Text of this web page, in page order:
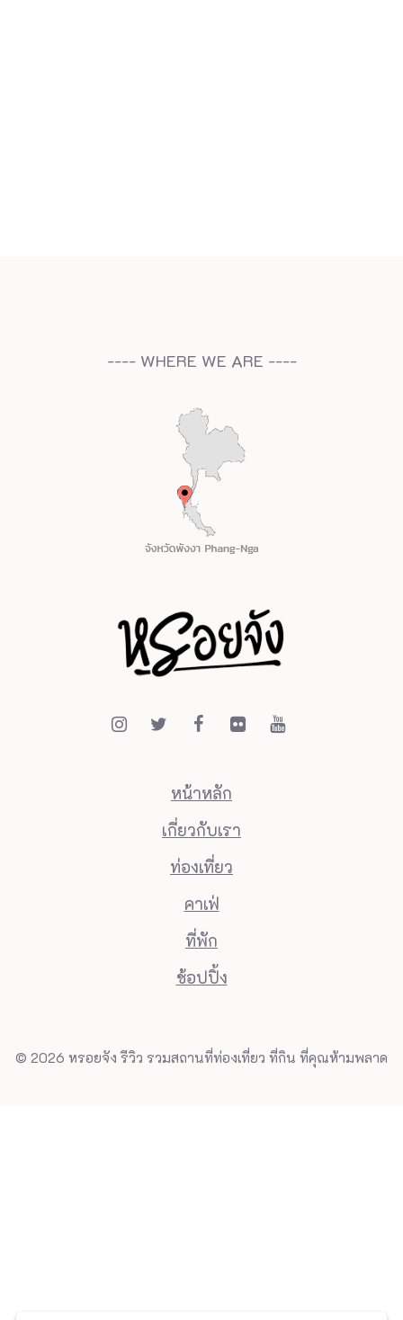
---- WHERE WE ARE ----
หน้าหลัก
เกี่ยวกับเรา
ท่องเที่ยว
คาเฟ่
ที่พัก
ช้อปปิ้ง
© 2026 หรอยจัง รีวิว รวมสถานที่ท่องเที่ยว ที่กิน ที่คุณห้ามพลาด